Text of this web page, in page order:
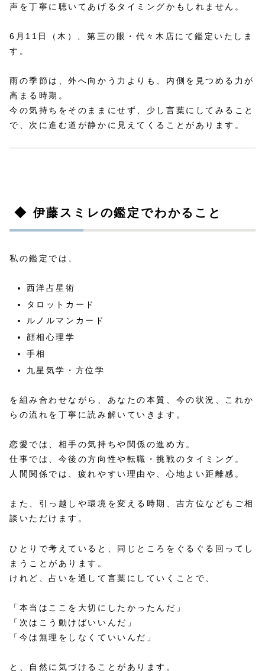
声を丁寧に聴いてあげるタイミングかもしれません。
6月11日（木）、第三の眼・代々木店にて鑑定いたしま
す。
雨の季節は、外へ向かう力よりも、内側を見つめる力が
高まる時期。
今の気持ちをそのままにせず、少し言葉にしてみること
で、次に進む道が静かに見えてくることがあります。
◆ 伊藤スミレの鑑定でわかること
私の鑑定では、
西洋占星術
タロットカード
ルノルマンカード
顔相心理学
手相
九星気学・方位学
を組み合わせながら、あなたの本質、今の状況、これか
らの流れを丁寧に読み解いていきます。
恋愛では、相手の気持ちや関係の進め方。
仕事では、今後の方向性や転職・挑戦のタイミング。
人間関係では、疲れやすい理由や、心地よい距離感。
また、引っ越しや環境を変える時期、吉方位などもご相
談いただけます。
ひとりで考えていると、同じところをぐるぐる回ってし
まうことがあります。
けれど、占いを通して言葉にしていくことで、
「本当はここを大切にしたかったんだ」
「次はこう動けばいいんだ」
「今は無理をしなくていいんだ」
と、自然に気づけることがあります。